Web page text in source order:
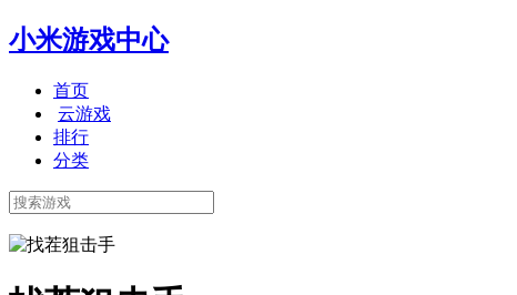
小米游戏中心
首页
云游戏
排行
分类